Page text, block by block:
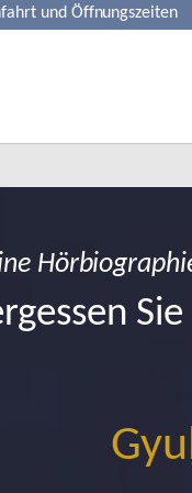
und Öffnungszeiten